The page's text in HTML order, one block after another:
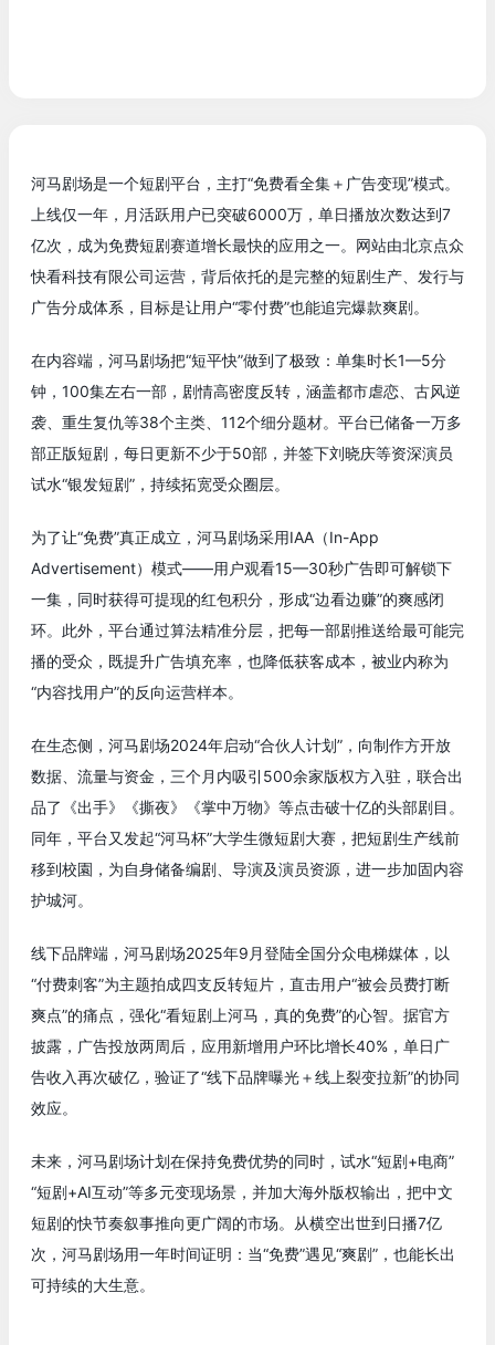
河马剧场是一个短剧平台，主打“免费看全集＋广告变现”模式。
上线仅一年，月活跃用户已突破6000万，单日播放次数达到7
亿次，成为免费短剧赛道增长最快的应用之一。网站由北京点众
快看科技有限公司运营，背后依托的是完整的短剧生产、发行与
广告分成体系，目标是让用户“零付费”也能追完爆款爽剧。
在内容端，河马剧场把“短平快”做到了极致：单集时长1—5分
钟，100集左右一部，剧情高密度反转，涵盖都市虐恋、古风逆
袭、重生复仇等38个主类、112个细分题材。平台已储备一万多
部正版短剧，每日更新不少于50部，并签下刘晓庆等资深演员
试水“银发短剧”，持续拓宽受众圈层。
为了让“免费”真正成立，河马剧场采用IAA（In-App
Advertisement）模式——用户观看15—30秒广告即可解锁下
一集，同时获得可提现的红包积分，形成“边看边赚”的爽感闭
环。此外，平台通过算法精准分层，把每一部剧推送给最可能完
播的受众，既提升广告填充率，也降低获客成本，被业内称为
“内容找用户”的反向运营样本。
在生态侧，河马剧场2024年启动“合伙人计划”，向制作方开放
数据、流量与资金，三个月内吸引500余家版权方入驻，联合出
品了《出手》《撕夜》《掌中万物》等点击破十亿的头部剧目。
同年，平台又发起“河马杯”大学生微短剧大赛，把短剧生产线前
移到校園，为自身储备编剧、导演及演员资源，进一步加固内容
护城河。
线下品牌端，河马剧场2025年9月登陆全国分众电梯媒体，以
“付费刺客”为主题拍成四支反转短片，直击用户“被会员费打断
爽点”的痛点，强化“看短剧上河马，真的免费”的心智。据官方
披露，广告投放两周后，应用新增用户环比增长40%，单日广
告收入再次破亿，验证了“线下品牌曝光＋线上裂变拉新”的协同
效应。
未来，河马剧场计划在保持免费优势的同时，试水“短剧+电商”
“短剧+AI互动”等多元变现场景，并加大海外版权输出，把中文
短剧的快节奏叙事推向更广阔的市场。从横空出世到日播7亿
次，河马剧场用一年时间证明：当“免费”遇见“爽剧”，也能长出
可持续的大生意。